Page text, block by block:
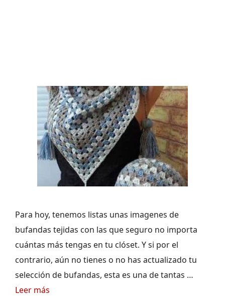
Para hoy, tenemos listas unas imagenes de
bufandas tejidas con las que seguro no importa
cuántas más tengas en tu clóset. Y si por el
contrario, aún no tienes o no has actualizado tu
selección de bufandas, esta es una de tantas …
Leer más